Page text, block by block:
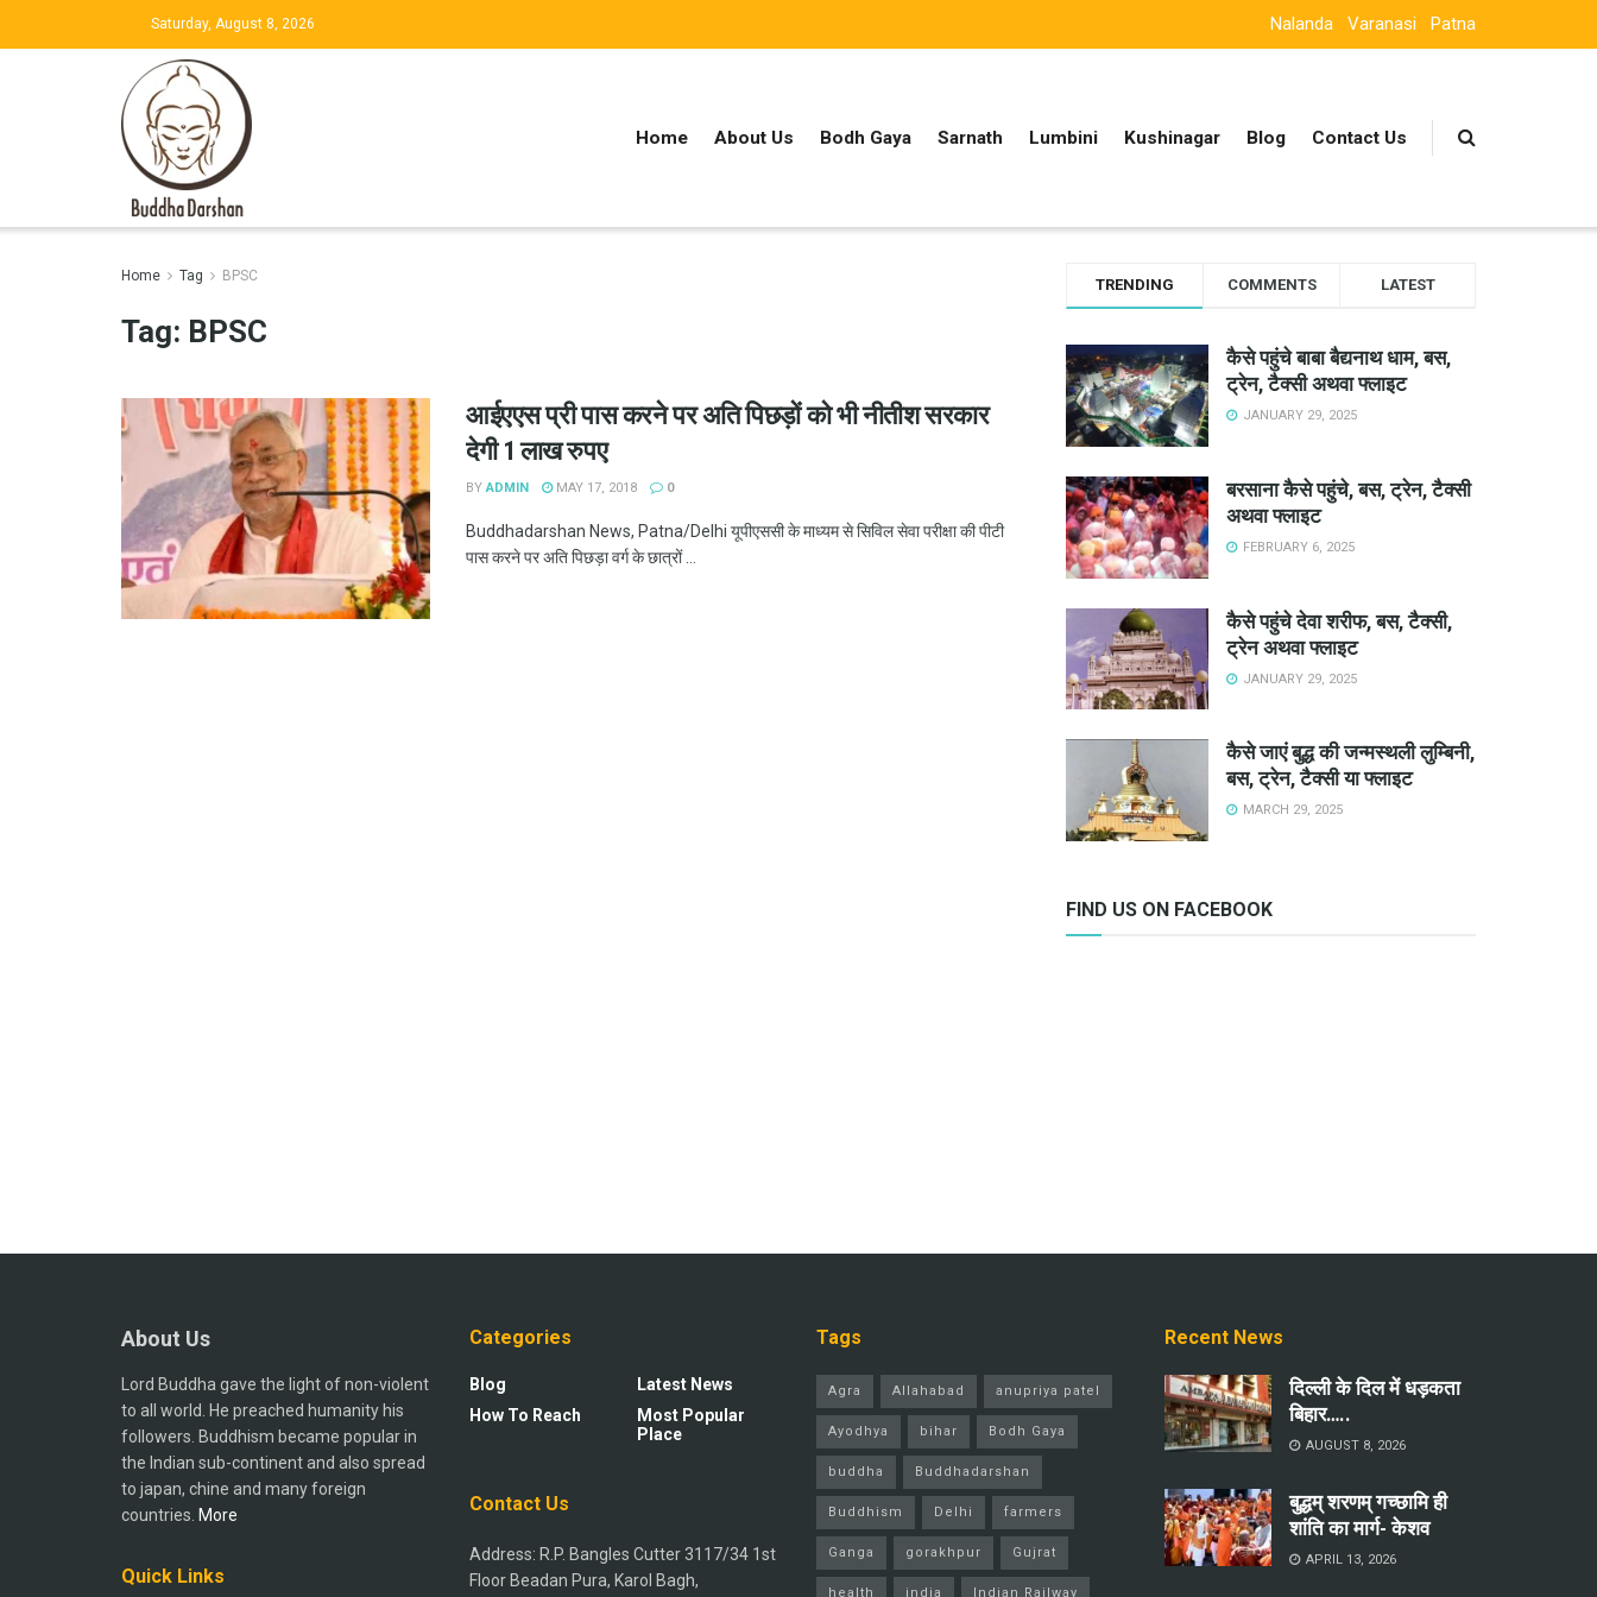
Saturday, August 8, 2026 Nalanda Varanasi Patna
Home About Us Bodh Gaya Sarnath Lumbini Kushinagar Blog Contact Us
Home Tag BPSC
Tag: BPSC
आईएएस प्री पास करने पर अति पिछड़ों को भी नीतीश सरकार
देगी 1 लाख रुपए
BY ADMIN MAY 17, 2018 0
Buddhadarshan News, Patna/Delhi यूपीएससी के माध्यम से सिविल सेवा परीक्षा की पीटी
पास करने पर अति पिछड़ा वर्ग के छात्रों ...
TRENDING COMMENTS LATEST
कैसे पहुंचे बाबा बैद्यनाथ धाम, बस,
ट्रेन, टैक्सी अथवा फ्लाइट
JANUARY 29, 2025
बरसाना कैसे पहुंचे, बस, ट्रेन, टैक्सी
अथवा फ्लाइट
FEBRUARY 6, 2025
कैसे पहुंचे देवा शरीफ, बस, टैक्सी,
ट्रेन अथवा फ्लाइट
JANUARY 29, 2025
कैसे जाएं बुद्ध की जन्मस्थली लुम्बिनी,
बस, ट्रेन, टैक्सी या फ्लाइट
MARCH 29, 2025
FIND US ON FACEBOOK
About Us
Lord Buddha gave the light of non-violent
to all world. He preached humanity his
followers. Buddhism became popular in
the Indian sub-continent and also spread
to japan, chine and many foreign
countries. More
Quick Links
Categories
Blog
How To Reach
Latest News
Most Popular
Place
Contact Us
Address: R.P. Bangles Cutter 3117/34 1st
Floor Beadan Pura, Karol Bagh,
Tags
Agra Allahabad anupriya patel
Ayodhya bihar Bodh Gaya
buddha Buddhadarshan
Buddhism Delhi farmers
Ganga gorakhpur Gujrat
health india Indian Railway
Recent News
दिल्ली के दिल में धड़कता
बिहार…..
AUGUST 8, 2026
बुद्धम् शरणम् गच्छामि ही
शांति का मार्ग- केशव
APRIL 13, 2026